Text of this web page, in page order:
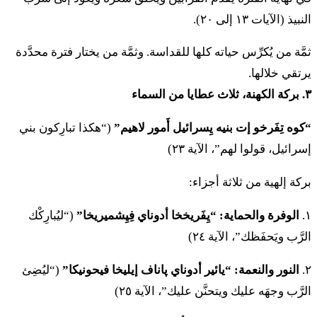
إيل هَمايِم
וְהֶעֱמִיד הַכֹּהֵן אֶת הָאִשָּׁה לִפְנֵי יְדוָד וּפָרַע אֶת
רֹאשׁ הָאִשָּׁה וְנָתַן עַל כַּפֶּיהָ אֵת מִנְחַת הַזִּכָּרוֹן
הַמְאָרֲרִים׃
١٨. فِهيعيميد هَكوهين إت هائِشاه لِفنيه أدوناي وفاراع إت
روش هائِشاه فِناتان عال كَپيها إيت مِنحات هَزِكارون
مِنحات كِنَئوت هي وفِيَد هَكوهين يِهيو ميه هَماريم هَمأَرَريم
וְהִשְׁבִּיעַ אֹתָהּ הַכֹּהֵן וְאָמַר אֶל הָאִשָּׁה אִם לֹא
שָׁכַב אִישׁ אֹתָךְ וְאִם לֹא שָׂטִית טֻמְאָה תַּחַת
النبيذ (الآيات ١٣ إلى ٢٠).
ثمَّة من يُكرِّس حياته كلها للقداسة. وثمَّة من يختار فترة محدَّدة
يرتقي خلالها.
٣. بركة الكهنة، ثلاث عطايا من السماء
“كوه تِفَرخو إت بنيه يِسرائيل أَمور لاهيم” (“هكذا تبارِكون بني
إسرائيل، قولوا لهم”، الآية ٢٣)
بركة إلهية من ثلاثة أجزاء:
١. الوفرة والحماية: “يِفَريخخا أدوناي فِيِشميريخا” (“ليُبارِكْك
الرَّب ويَحفَظك”، الآية ٢٤)
٢. النور والنعمة: “يائير أدوناي پاناف إيليخا فيحونيكا” (“ليُضِئ
الرَّب وجهَه عليك ويتحنَّن عليك”، الآية ٢٥)